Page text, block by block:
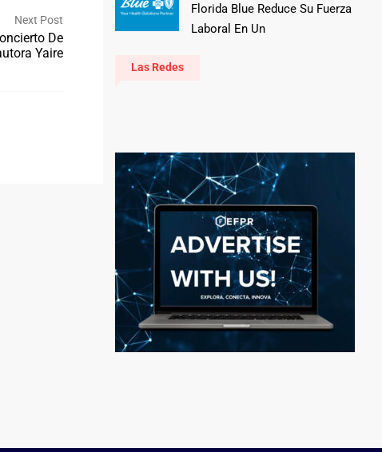
Next Post
De
Yaire
Florida Blue Reduce Su Fuerza
Laboral En Un
Las Redes